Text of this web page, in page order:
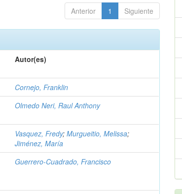
Anterior 1 Siguiente
Autor(es)
Cornejo, Franklin
Olmedo Neri, Raul Anthony
Vasquez, Fredy;Murgueitio, Melissa;
Jiménez, María
Guerrero-Cuadrado, Francisco